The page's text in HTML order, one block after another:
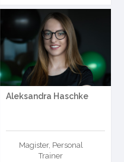
Aleksandra Haschke
Magister, Personal
Trainer